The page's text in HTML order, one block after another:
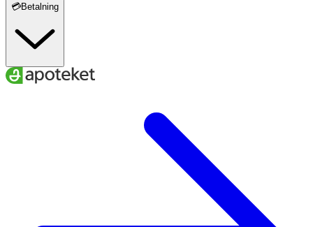
💳Betalning